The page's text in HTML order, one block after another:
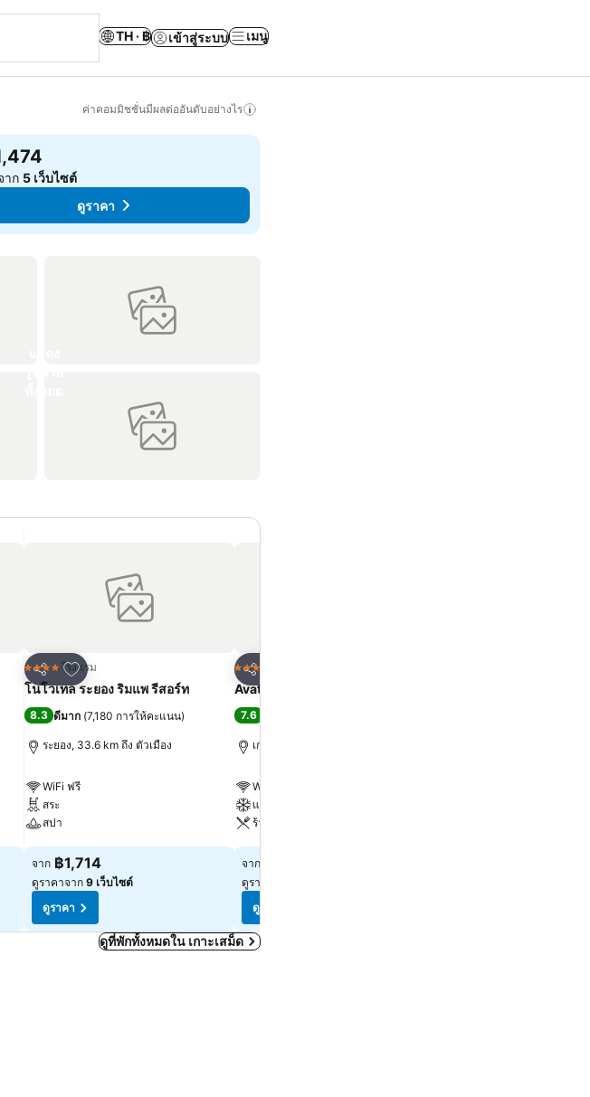
TH · ฿ เข้าสู่ระบบ เมนู
ค่าคอมมิชชั่นมีผลต่ออันดับอย่างไร
ปรด
าก 5 เว็บไซต์
ดูราคา
แชร์
เพิ่มในรายการโปรด
4 ดาว โรงแรม
โนโวเทล ระยอง ริมแพ รีสอร์ท
8.3 ดีมาก (7,180 การให้คะแนน)
ระยอง, 33.6 km ถึง ตัวเมือง
WiFi ฟรี
สระ
สปา
ดูราคา
จาก ฿1,714
ดูราคาจาก 9 เว็บไซต์
ดูราคา
แชร์
3 ดาว
Avatara Resort
7.6
เกาะเสม็ด, 1.3 km ถึง ตัวเมือง
WiFi ฟรี
แอร์
ร้านอาหาร
ดูราคา
จาก
ดูราคาจาก
ดูราคา
ดูที่พักทั้งหมดใน เกาะเสม็ด